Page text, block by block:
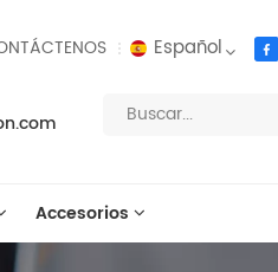
Español
русский
Accesorios